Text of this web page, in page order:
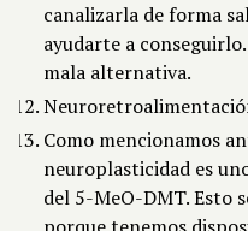
canalizarla de forma
ayudarte a
mala alternativa.
Como mencionamos
neuroplasticidad es
del 5-MeO-DMT. Esto